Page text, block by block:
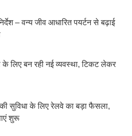
– वन्य जीव आधारित पयर्टन से बढ़ाई
लिए बन रही नई व्यवस्था, टिकट लेकर
सुविधा के लिए रेलवे का बड़ा फैसला,
शुरू